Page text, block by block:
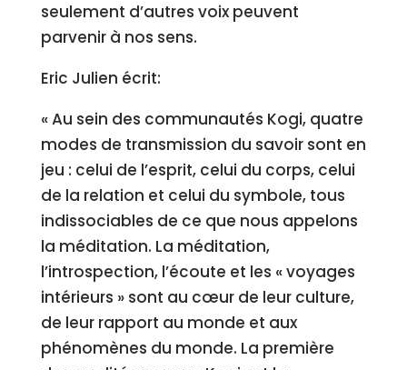
seulement d’autres voix peuvent
parvenir à nos sens.
Eric Julien écrit:
« Au sein des communautés Kogi, quatre
modes de transmission du savoir sont en
jeu : celui de l’esprit, celui du corps, celui
de la relation et celui du symbole, tous
indissociables de ce que nous appelons
la méditation. La méditation,
l’introspection, l’écoute et les « voyages
intérieurs » sont au cœur de leur culture,
de leur rapport au monde et aux
phénomènes du monde. La première